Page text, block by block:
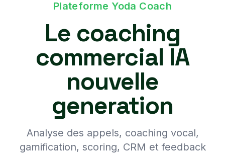
Plateforme Yoda Coach
Le coaching
commercial IA
nouvelle
generation
Analyse des appels, coaching vocal,
gamification, scoring, CRM et feedback